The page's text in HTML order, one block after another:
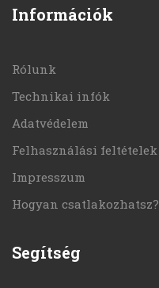
Információk
Rólunk
Technikai infók
Adatvédelem
Felhasználási feltételek
Impresszum
Hogyan csatlakozhatsz?
Segítség